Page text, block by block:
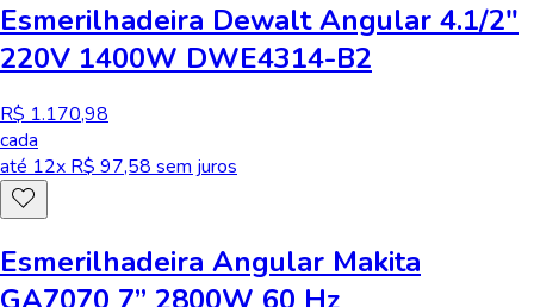
Esmerilhadeira Dewalt Angular 4.1/2"
220V 1400W DWE4314-B2
R$ 1.170,98
cada
até 12x R$ 97,58 sem juros
Esmerilhadeira Angular Makita